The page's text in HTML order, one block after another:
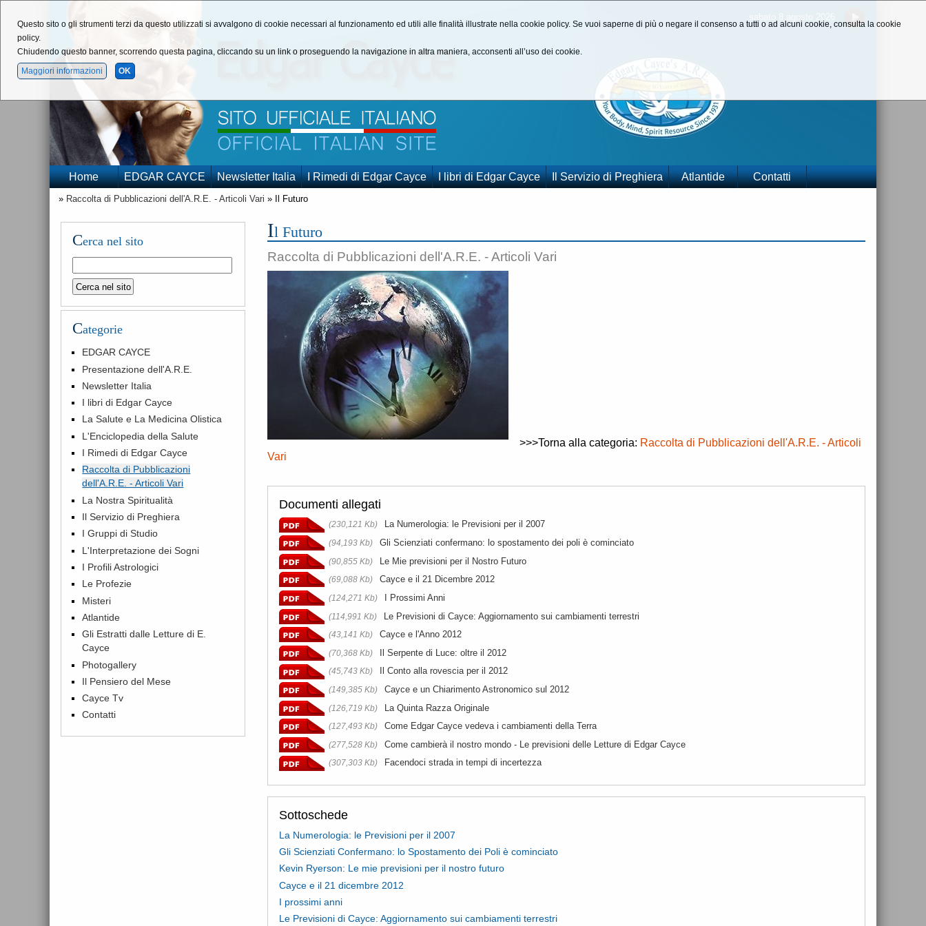
Home EDGAR CAYCE Newsletter Italia I Rimedi di Edgar Cayce I libri di Edgar Cayce Il Servizio di Preghiera Atlantide Contatti
» Raccolta di Pubblicazioni dell'A.R.E. - Articoli Vari » Il Futuro
Il Futuro
Raccolta di Pubblicazioni dell'A.R.E. - Articoli Vari
>>>Torna alla categoria: Raccolta di Pubblicazioni dell'A.R.E. - Articoli
Vari
Documenti allegati
(230,121 Kb) La Numerologia: le Previsioni per il 2007
(94,193 Kb) Gli Scienziati confermano: lo spostamento dei poli è cominciato
(90,855 Kb) Le Mie previsioni per il Nostro Futuro
(69,088 Kb) Cayce e il 21 Dicembre 2012
(124,271 Kb) I Prossimi Anni
(114,991 Kb) Le Previsioni di Cayce: Aggiornamento sui cambiamenti terrestri
(43,141 Kb) Cayce e l'Anno 2012
(70,368 Kb) Il Serpente di Luce: oltre il 2012
(45,743 Kb) Il Conto alla rovescia per il 2012
(149,385 Kb) Cayce e un Chiarimento Astronomico sul 2012
(126,719 Kb) La Quinta Razza Originale
(127,493 Kb) Come Edgar Cayce vedeva i cambiamenti della Terra
(277,528 Kb) Come cambierà il nostro mondo - Le previsioni delle Letture di Edgar Cayce
(307,303 Kb) Facendoci strada in tempi di incertezza
Sottoschede
La Numerologia: le Previsioni per il 2007
Gli Scienziati Confermano: lo Spostamento dei Poli è cominciato
Kevin Ryerson: Le mie previsioni per il nostro futuro
Cayce e il 21 dicembre 2012
I prossimi anni
Le Previsioni di Cayce: Aggiornamento sui cambiamenti terrestri
Cerca nel sito
Categorie
EDGAR CAYCE
Presentazione dell'A.R.E.
Newsletter Italia
I libri di Edgar Cayce
La Salute e La Medicina Olistica
L'Enciclopedia della Salute
I Rimedi di Edgar Cayce
Raccolta di Pubblicazioni
dell'A.R.E. - Articoli Vari
La Nostra Spiritualità
Il Servizio di Preghiera
I Gruppi di Studio
L'Interpretazione dei Sogni
I Profili Astrologici
Le Profezie
Misteri
Atlantide
Gli Estratti dalle Letture di E.
Cayce
Photogallery
Il Pensiero del Mese
Cayce Tv
Contatti
Questo sito o gli strumenti terzi da questo utilizzati si avvalgono di cookie necessari al funzionamento ed utili alle finalità illustrate nella cookie policy. Se vuoi saperne di più o negare il consenso a tutti o ad alcuni cookie, consulta la cookie
policy.
Chiudendo questo banner, scorrendo questa pagina, cliccando su un link o proseguendo la navigazione in altra maniera, acconsenti all’uso dei cookie.
Maggiori informazioni
OK